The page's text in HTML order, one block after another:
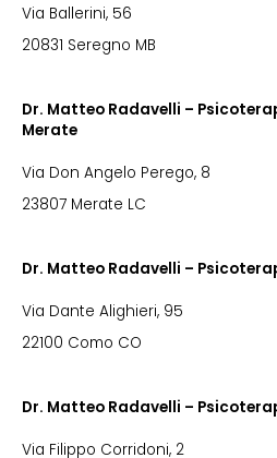
Via Ballerini, 56
20831 Seregno MB
Dr. Matteo Radavelli –
Merate
Via Don Angelo Perego, 8
23807 Merate LC
Dr. Matteo Radavelli –
Via Dante Alighieri, 95
22100 Como CO
Dr. Matteo Radavelli –
Via Filippo Corridoni, 2